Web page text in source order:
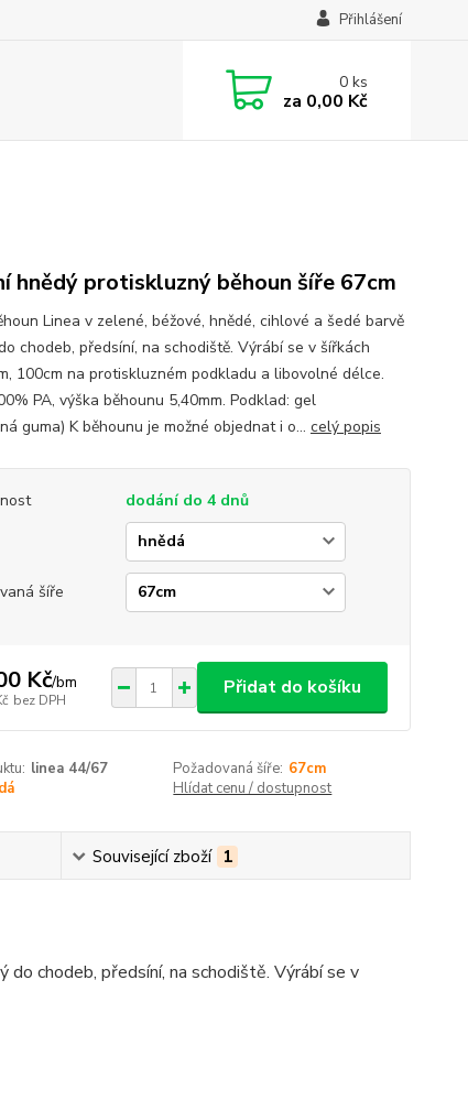
Přihlášení
0ks
za 0,00 Kč
hnědý protiskluzný běhoun šíře 67cm
Linea v zelené, béžové, hnědé, cihlové a šedé barvě
chodeb, předsíní, na schodiště. Výrábí se v šířkách
100cm na protiskluzném podkladu a libovolné délce.
PA, výška běhounu 5,40mm. Podklad: gel
guma) K běhounu je možné objednat i o... celý popis
dodání do 4 dnů
šíře
Kč/bm
bez DPH
Přidat do košíku
linea 44/67 Požadovaná šíře: 67cm
Hlídat cenu / dostupnost
Související zboží 1
do chodeb, předsíní, na schodiště. Výrábí se v